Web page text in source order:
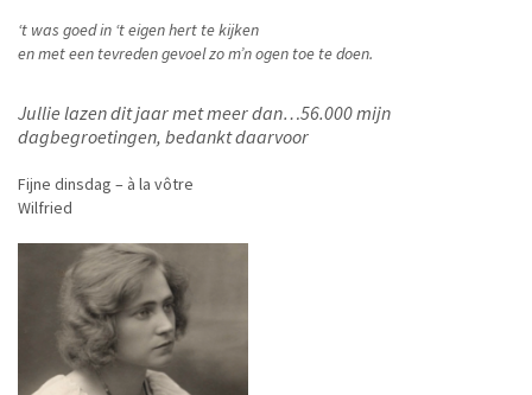
‘t was goed in ‘t eigen hert te kijken
en met een tevreden gevoel zo m’n ogen toe te doen.
Jullie lazen dit jaar met meer dan…56.000 mijn
dagbegroetingen, bedankt daarvoor
Fijne dinsdag – à la vôtre
Wilfried